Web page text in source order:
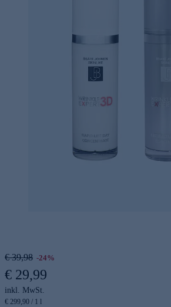
€ 39,98 -24%
€ 29,99
inkl. MwSt.
€ 299,90 / 1 l